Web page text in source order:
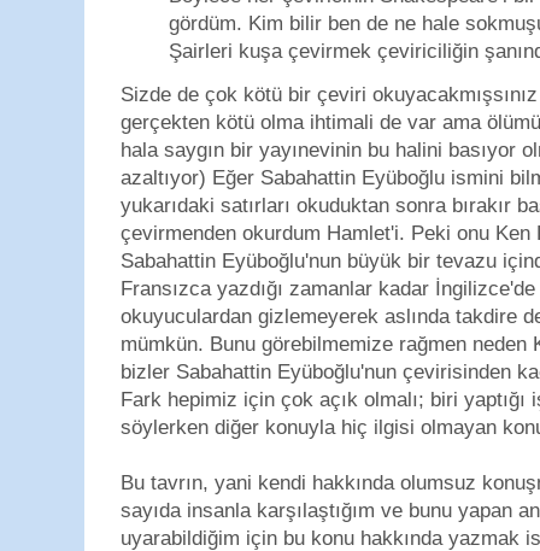
gördüm. Kim bilir ben de ne hale
Şairleri kuşa çevirmek çeviriciliğin
Sizde de çok kötü bir çeviri
gerçekten kötü olma ihtimali de var ama
hala saygın bir yayınevinin bu halini basıyor
azaltıyor) Eğer Sabahattin Eyüboğlu ismini
yukarıdaki satırları okuduktan sonra bırakır
çevirmenden okurdum Hamlet'i. Peki onu Ken
Sabahattin Eyüboğlu'nun büyük bir tevazu
Fransızca yazdığı zamanlar kadar
okuyuculardan gizlemeyerek aslında takdire
mümkün. Bunu görebilmemize rağmen neden
bizler Sabahattin Eyüboğlu'nun çevirisinden
Fark hepimiz için çok açık olmalı; biri
söylerken diğer konuyla hiç ilgisi olmayan
Bu tavrın, yani kendi hakkında olumsuz
sayıda insanla karşılaştığım ve bunu yapan
uyarabildiğim için bu konu hakkında yazmak